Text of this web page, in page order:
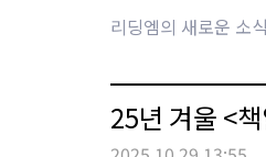
리딩엠의 새로운 소
25년 겨울 <